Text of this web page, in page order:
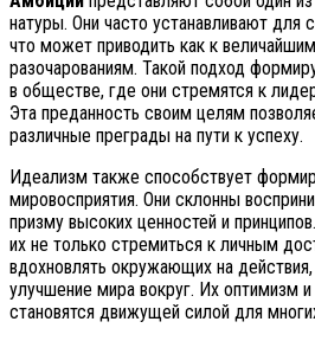
натуры. Они часто устанавливают для
что может приводить как к
разочарованиям. Такой подход
в обществе, где они стремятся к
Эта преданность своим целям
различные преграды на пути к успеху.
Идеализм также способствует
мировосприятия. Они склонны
призму высоких ценностей и
их не только стремиться к личным
вдохновлять окружающих на
улучшение мира вокруг. Их оптимизм
становятся движущей силой для